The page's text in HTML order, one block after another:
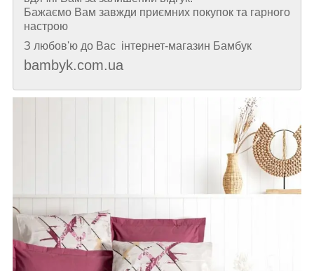
Бажаємо Вам завжди приємних покупок та гарного
настрою
З любов'ю до Вас інтернет-магазин Бамбук
bambyk.com.ua